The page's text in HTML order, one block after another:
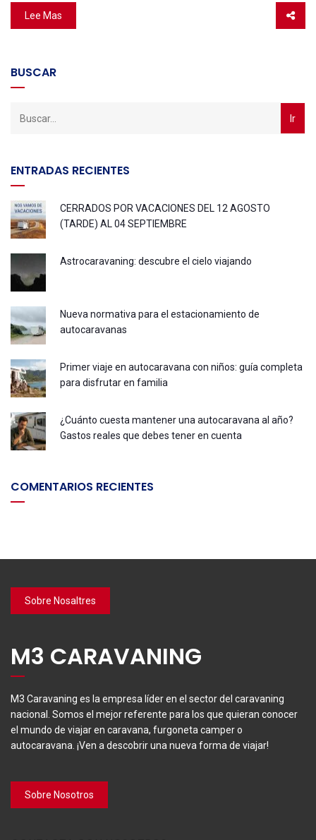
Lee Mas
BUSCAR
ENTRADAS RECIENTES
CERRADOS POR VACACIONES DEL 12 AGOSTO
(TARDE) AL 04 SEPTIEMBRE
Astrocaravaning: descubre el cielo viajando
Nueva normativa para el estacionamiento de
autocaravanas
Primer viaje en autocaravana con niños: guía completa
para disfrutar en familia
¿Cuánto cuesta mantener una autocaravana al año?
Gastos reales que debes tener en cuenta
COMENTARIOS RECIENTES
Sobre Nosaltres
M3 CARAVANING
M3 Caravaning es la empresa líder en el sector del caravaning
nacional. Somos el mejor referente para los que quieran conocer
el mundo de viajar en caravana, furgoneta camper o
autocaravana. ¡Ven a descobrir una nueva forma de viajar!
Sobre Nosotros